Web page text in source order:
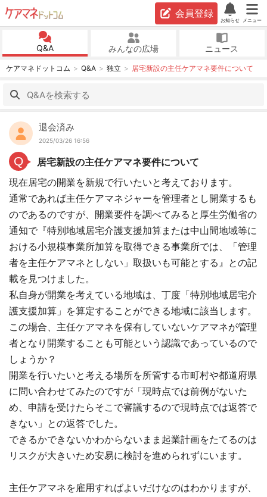
会員登録
お知らせ メニュー
Q&A みんなの広場 ニュース
ケアマネドットコム Q&A 独立 居宅新設の主任ケアマネ要件について
退会済み
2025/03/26 16:56
Q
居宅新設の主任ケアマネ要件について
現在居宅の開業を新規で行いたいと考えております。
通常であれば主任ケアマネジャーを管理者とし開業するも
のであるのですが、開業要件を調べてみると厚生労働省の
通知で『特別地域居宅介護支援加算または中山間地域等に
おける小規模事業所加算を取得できる事業所では、「管理
者を主任ケアマネとしない」取扱いも可能とする』との記
載を見つけました。
私自身が開業を考えている地域は、丁度「特別地域居宅介
護支援加算」を算定することができる地域に該当します。
この場合、主任ケアマネを保有していないケアマネが管理
者となり開業することも可能という認識であっているので
しょうか？
開業を行いたいと考える場所を所管する市町村や都道府県
に問い合わせてみたのですが「現時点では前例がないた
め、申請を受けたらそこで審議するので現時点では返答で
きない」との返答でした。
できるかできないかわからないまま起業計画をたてるのは
リスクが大きいため安易に検討を進められずにいます。
主任ケアマネを雇用すればよいだけなのはわかりますが、